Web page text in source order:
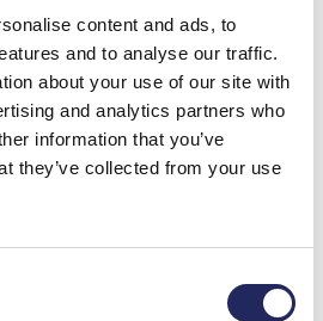
content and ads, to
and to analyse our traffic.
about your use of our site with
and analytics partners who
information that you’ve
they’ve collected from your use
crossing -projektista:
180km/
this team